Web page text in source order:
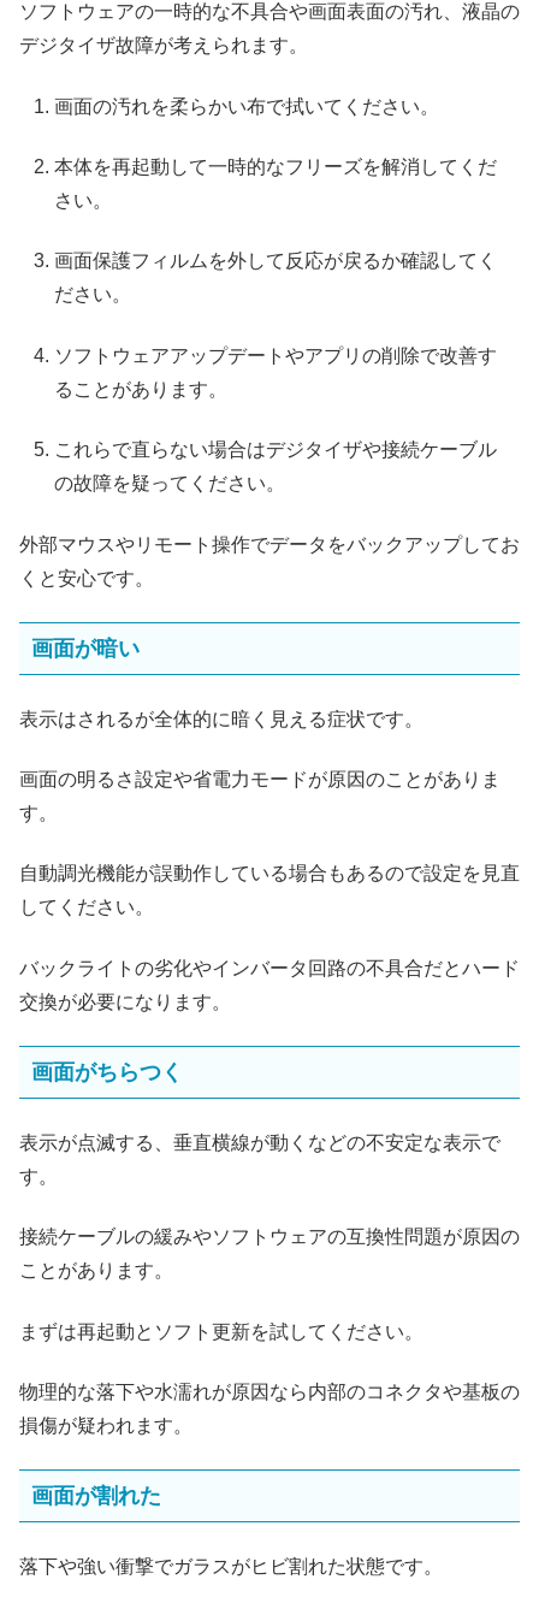
ソフトウェアの一時的な不具合や画面表面の汚れ、液晶の
デジタイザ故障が考えられます。
画面の汚れを柔らかい布で拭いてください。
本体を再起動して一時的なフリーズを解消してくだ
さい。
画面保護フィルムを外して反応が戻るか確認してく
ださい。
ソフトウェアアップデートやアプリの削除で改善す
ることがあります。
これらで直らない場合はデジタイザや接続ケーブル
の故障を疑ってください。
外部マウスやリモート操作でデータをバックアップしてお
くと安心です。
画面が暗い
表示はされるが全体的に暗く見える症状です。
画面の明るさ設定や省電力モードが原因のことがありま
す。
自動調光機能が誤動作している場合もあるので設定を見直
してください。
バックライトの劣化やインバータ回路の不具合だとハード
交換が必要になります。
画面がちらつく
表示が点滅する、垂直横線が動くなどの不安定な表示で
す。
接続ケーブルの緩みやソフトウェアの互換性問題が原因の
ことがあります。
まずは再起動とソフト更新を試してください。
物理的な落下や水濡れが原因なら内部のコネクタや基板の
損傷が疑われます。
画面が割れた
落下や強い衝撃でガラスがヒビ割れた状態です。